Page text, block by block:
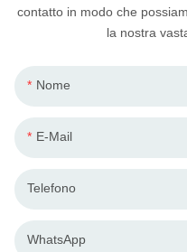
contatto in modo che
la nostra
Nome
E-Mail
Telefono
WhatsApp